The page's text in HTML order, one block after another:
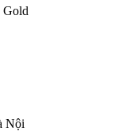
Gold
Nội